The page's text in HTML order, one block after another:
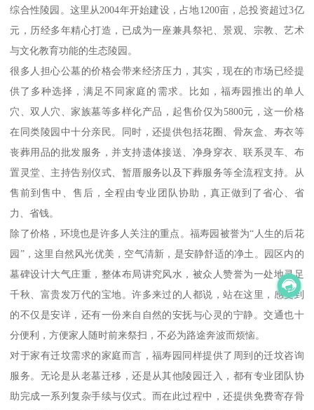
综合性陵园。这里从2004年开始建设，占地1200亩，总投资超过3亿
元，历经多年精心打造，已成为一座兼具祭祀、景观、宗教、艺术
与文化教育功能的生态陵园。
很多人担心公墓的价格会带来经济压力，其实，现在的市场已经提
供了多种选择，满足不同家庭的需求。比如，福寿园推出的单人
穴、双人穴、家族墓等多样化产品，起售价仅为5800元，这一价格
在同类陵园中十分亲民。同时，还提供包括花圈、骨灰盒、寿衣等
丧葬用品的批发服务，并支持遗体接送、净身穿衣、联系灵车、布
置灵堂、主持告别仪式、暂厝服务以及下葬服务等全流程支持。从
售前到售中、售后，全程由专业团队协助，真正做到了省心、省
力、省钱。
除了价格，环境也是许多人关注的重点。福寿园被誉为“人生的后花
园”，这里自然风光优美，空气清新，是安静舒适的净土。园区内的
墓碑设计大气庄重，整体布局讲究风水，被众人赞誉为一处地灵足
千秋、富贵发万代的宝地。许多来过的人都说，站在这里，感受到
的不仅是安详，还有一份来自自然的安抚与心灵的宁静。交通也十
分便利，方便家人随时前来祭扫，不必为路途奔波而烦恼。
对于家有迁坟需求的家庭而言，福寿园同样提供了周到的迁坟咨询
服务。无论是从老墓迁移，还是从其他陵园迁入，都有专业团队协
助完成一系列复杂手续与仪式。而在此过程中，还提供免费寄存骨